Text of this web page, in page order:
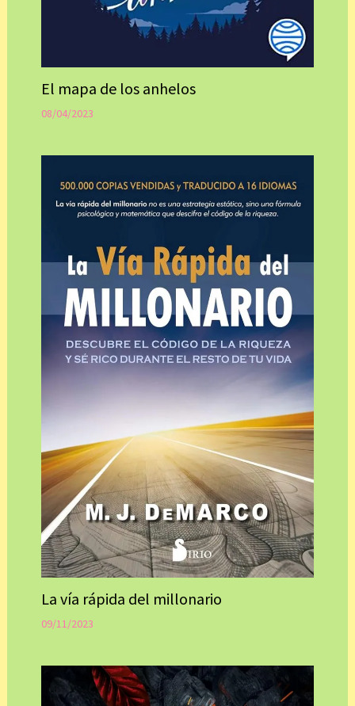
El mapa de los anhelos
08/04/2023
La vía rápida del millonario
09/11/2023